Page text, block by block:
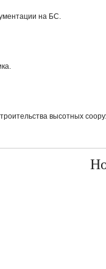
на БС.
высотных